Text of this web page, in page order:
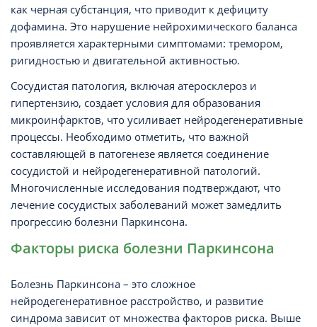
как черная субстанция, что приводит к дефициту
дофамина. Это нарушение нейрохимического баланса
проявляется характерными симптомами: тремором,
ригидностью и двигательной активностью.
Сосудистая патология, включая атеросклероз и
гипертензию, создает условия для образования
микроинфарктов, что усиливает нейродегенеративные
процессы. Необходимо отметить, что важной
составляющей в патогенезе является соединение
сосудистой и нейродегенеративной патологий.
Многочисленные исследования подтверждают, что
лечение сосудистых заболеваний может замедлить
прогрессию болезни Паркинсона.
Факторы риска болезни Паркинсона
Болезнь Паркинсона – это сложное
нейродегенеративное расстройство, и развитие
синдрома зависит от множества факторов риска. Выше